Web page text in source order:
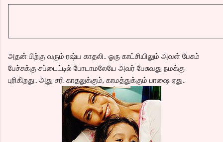
அதன் பிற்கு வரும் ரஷ்ய காதலி.. ஓரு காட்சியிலும் அவள் பேசும்
பேச்சுக்கு சப்டைட்டில் போடாமலேயே அவர் பேசுவது நமக்கு
புரிகிறது.. அது சரி காதலுக்கும், காமத்துக்கும் பாஷை ஏது..